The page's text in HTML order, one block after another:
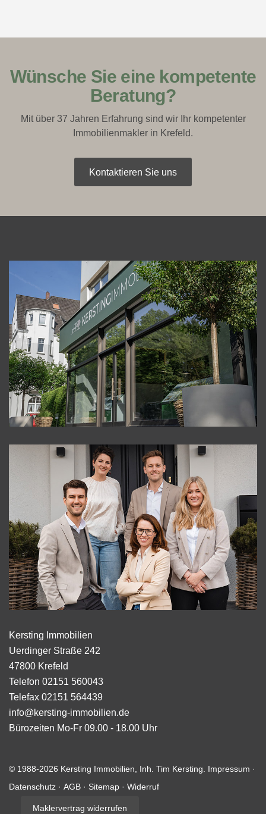
Wünsche Sie eine kompetente
Beratung?
Mit über 37 Jahren Erfahrung sind wir Ihr kompetenter
Immobilienmakler in Krefeld.
Kontaktieren Sie uns
Kersting Immobilien
Uerdinger Straße 242
47800 Krefeld
Telefon 02151 560043
Telefax 02151 564439
info@kersting-immobilien.de
Bürozeiten Mo-Fr 09.00 - 18.00 Uhr
© 1988-2026 Kersting Immobilien, Inh. Tim Kersting. Impressum ·
Datenschutz · AGB · Sitemap · Widerruf
Maklervertrag widerrufen